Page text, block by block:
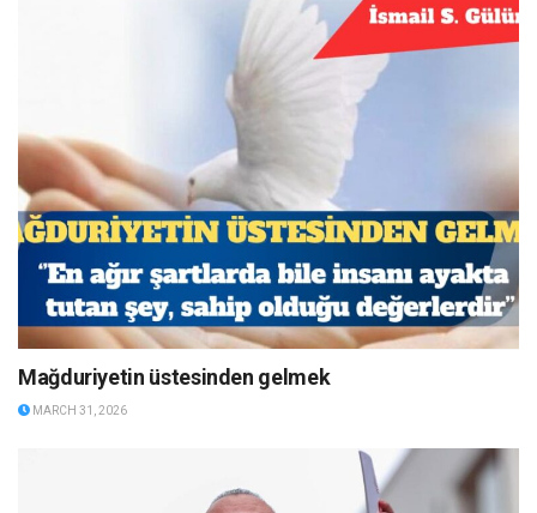
Mağduriyetin üstesinden gelmek
MARCH 31, 2026